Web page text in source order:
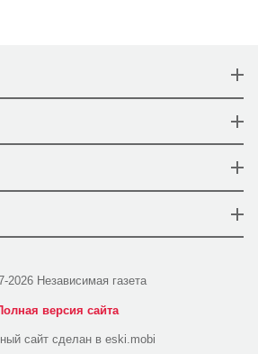
2026 Независимая газета
версия сайта
сайт сделан в eski.mobi